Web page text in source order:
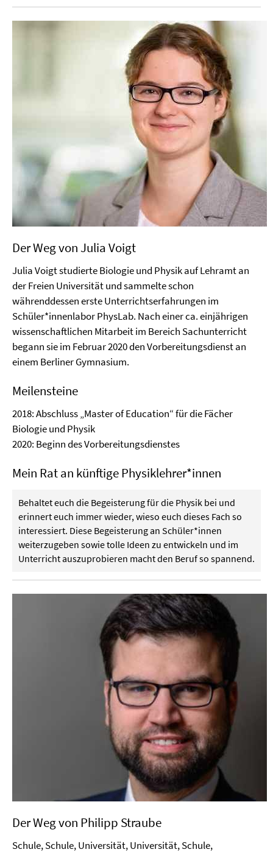
Der Weg von Julia Voigt
Julia Voigt studierte Biologie und Physik auf Lehramt an
der Freien Universität und sammelte schon
währenddessen erste Unterrichtserfahrungen im
Schüler*innenlabor PhysLab. Nach einer ca. einjährigen
wissenschaftlichen Mitarbeit im Bereich Sachunterricht
begann sie im Februar 2020 den Vorbereitungsdienst an
einem Berliner Gymnasium.
Meilensteine
2018: Abschluss „Master of Education“ für die Fächer
Biologie und Physik
2020: Beginn des Vorbereitungsdienstes
Mein Rat an künftige Physiklehrer*innen
Behaltet euch die Begeisterung für die Physik bei und
erinnert euch immer wieder, wieso euch dieses Fach so
interessiert. Diese Begeisterung an Schüler*innen
weiterzugeben sowie tolle Ideen zu entwickeln und im
Unterricht auszuprobieren macht den Beruf so spannend.
Der Weg von Philipp Straube
Schule, Schule, Universität, Universität, Schule,